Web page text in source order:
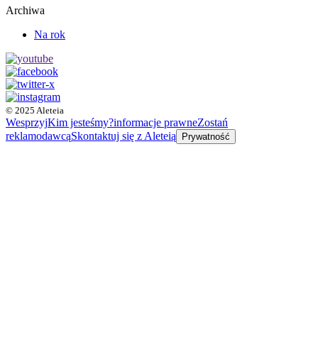
Archiwa
Na rok
© 2025 Aleteia
WesprzyjKim jesteśmy?informacje prawneZostań
reklamodawcąSkontaktuj się z Aleteią Prywatność